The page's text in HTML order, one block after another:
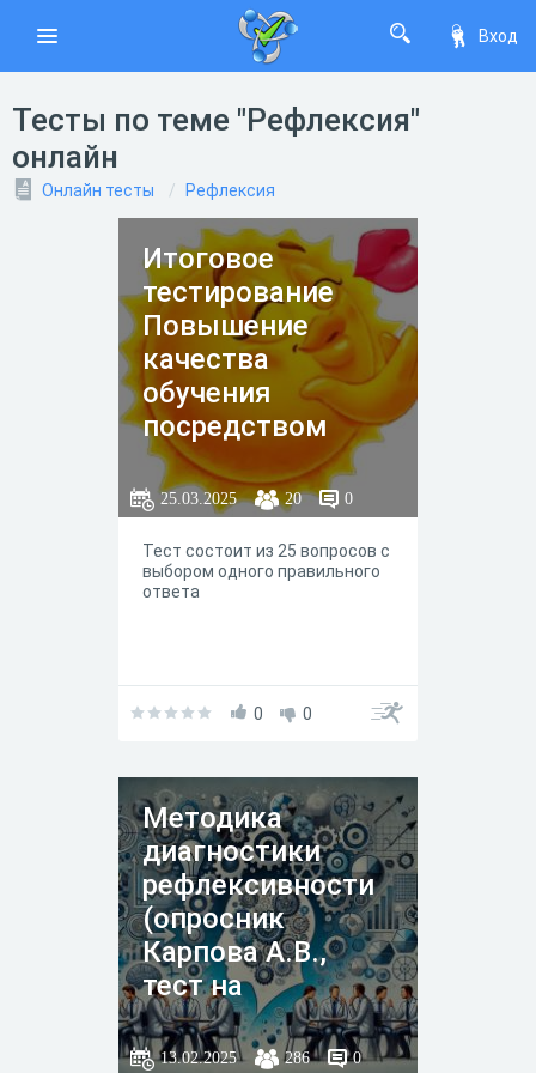
Вход
Тесты по теме "Рефлексия"
онлайн
Онлайн тесты Рефлексия
Итоговое
тестирование
Повышение
качества
обучения
посредством
использования
цифровых
образовательных
ресурсов в
преподавании
25.03.2025 20 0
Тест состоит из 25 вопросов с
выбором одного правильного
ответа
0 0
Методика
диагностики
рефлексивности
(опросник
Карпова А.В.,
тест на
рефлексию)
13.02.2025 286 0